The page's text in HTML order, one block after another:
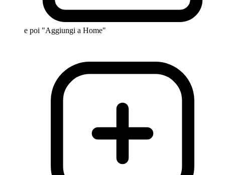
e poi "Aggiungi a Home"